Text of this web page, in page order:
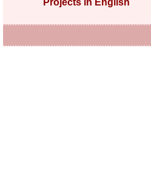
Projects in English